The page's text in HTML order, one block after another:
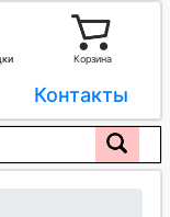
Корзина
Контакты